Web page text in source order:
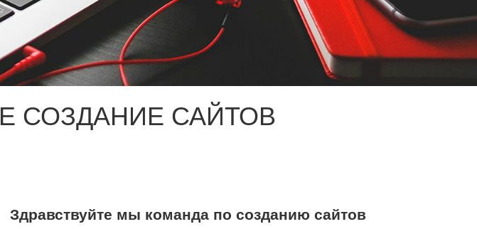
СОЗДАНИЕ САЙТОВ
Здравствуйте мы команда по созданию сайтов